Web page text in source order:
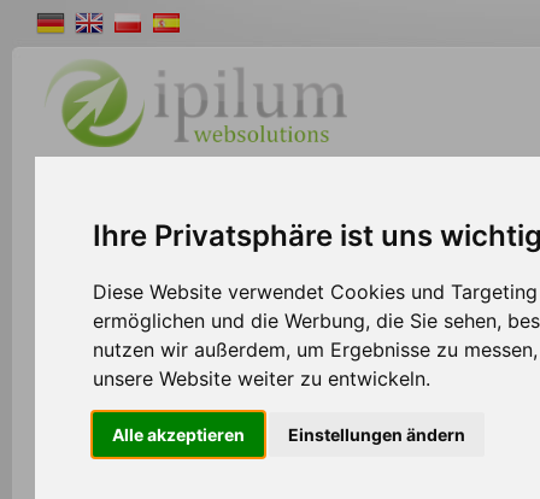
Ihre Privatsphäre ist uns
Diese Website verwendet Cookies und
ermöglichen und die Werbung, die Sie sehen,
nutzen wir außerdem, um Ergebnisse zu
unsere Website weiter zu entwickeln.
Alle akzeptieren Einstellungen ändern
>> Shopsystem
Agenturen
Werden Sie Agentur-Partner und bieten Sie
maßgeschneiderte Version des Ipilum